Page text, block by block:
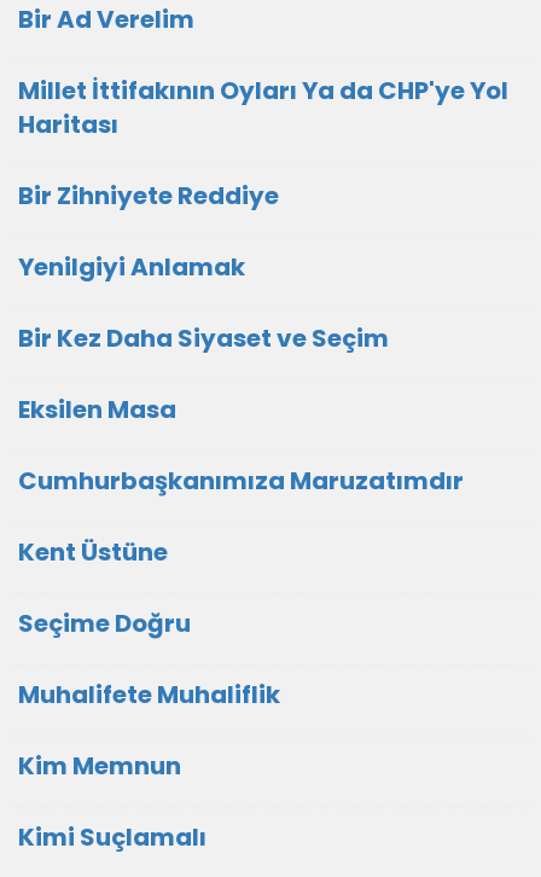
Bir Ad Verelim
Millet İttifakının Oyları Ya da CHP'ye Yol
Haritası
Bir Zihniyete Reddiye
Yenilgiyi Anlamak
Bir Kez Daha Siyaset ve Seçim
Eksilen Masa
Cumhurbaşkanımıza Maruzatımdır
Kent Üstüne
Seçime Doğru
Muhalifete Muhaliflik
Kim Memnun
Kimi Suçlamalı